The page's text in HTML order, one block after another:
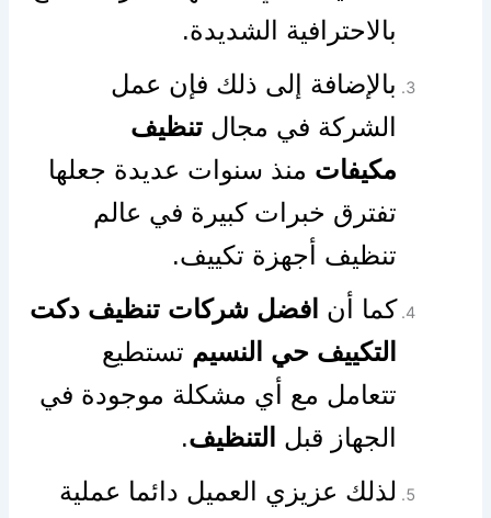
بالاحترافية الشديدة.
بالإضافة إلى ذلك فإن عمل
الشركة في مجالتنظيف
مكيفات منذ سنوات عديدة جعلها
تفترق خبرات كبيرة في عالم
تنظيف أجهزة تكييف.
كما أن افضل شركات تنظيف دكت
التكييف حي النسيم تستطيع
تتعامل مع أي مشكلة موجودة في
الجهاز قبل التنظيف.
لذلك عزيزي العميل دائما عملية